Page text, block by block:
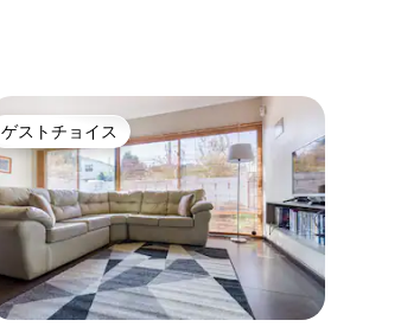
ゲストチョイス
ゲストチョイス